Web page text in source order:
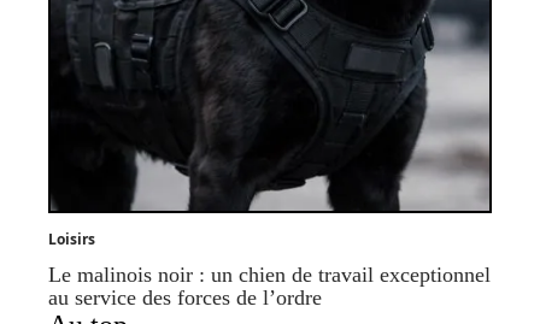
Loisirs
Le malinois noir : un chien de travail exceptionnel
au service des forces de l’ordre